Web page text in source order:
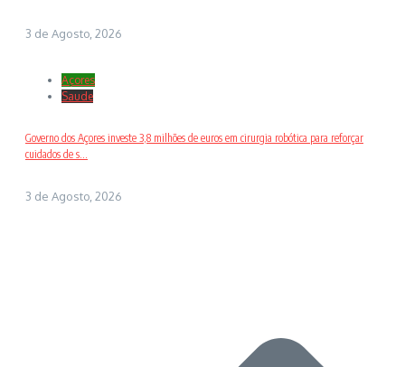
3 de Agosto, 2026
Açores
Saude
Governo dos Açores investe 3,8 milhões de euros em cirurgia robótica para reforçar
cuidados de s...
3 de Agosto, 2026